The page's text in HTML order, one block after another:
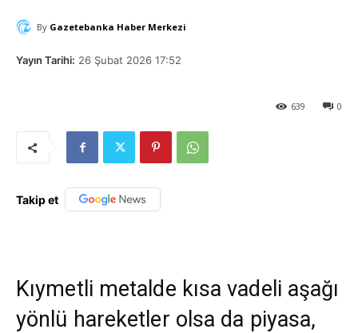
By Gazetebanka Haber Merkezi
Yayın Tarihi: 26 Şubat 2026 17:52
0
639
Takip et
Kıymetli metalde kısa vadeli aşağı
yönlü hareketler olsa da piyasa,